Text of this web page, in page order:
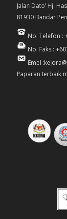
Jalan Dato’ Hj.
81930 Bandar
No. Telefon :
No. Faks :
Emel
Paparan terbaik